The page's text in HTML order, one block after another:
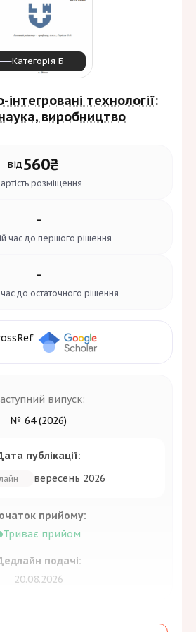
Категорія Б
Засновник:
технології:
виробництво
від560₴
розміщення
-
час до першого рішення
-
до остаточного рішення
випуск:
№ 64 (2026)
публікації:
вересень 2026
прийому:
Триває прийом
подачі:
20.08.2026